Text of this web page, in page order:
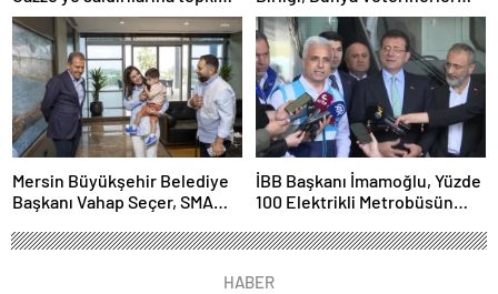
yürüyüşleri düzenlendi
Günü Dolayısıyla Basın
Açıklaması Yaptı
Mersin Büyükşehir Belediye
Başkanı Vahap Seçer, SMA
etti
İBB Başkanı İmamoğlu, Yüzde
100 Elektrikli Metrobüsün
HABER